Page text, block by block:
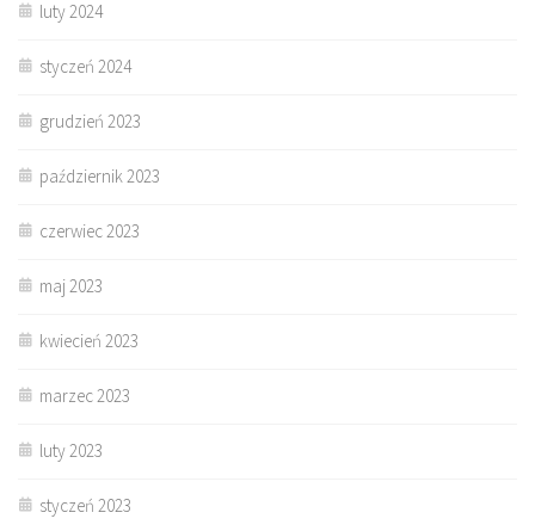
luty 2024
styczeń 2024
grudzień 2023
październik 2023
czerwiec 2023
maj 2023
kwiecień 2023
marzec 2023
luty 2023
styczeń 2023